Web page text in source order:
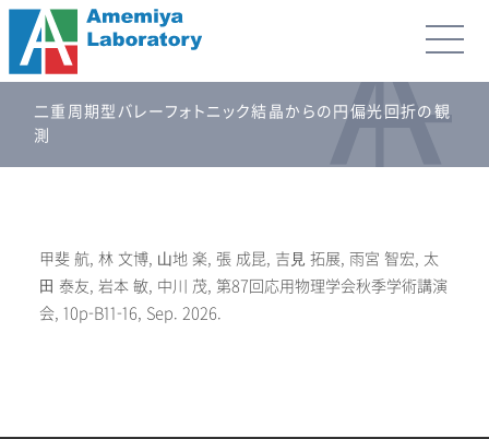
二重周期型バレーフォトニック結晶からの円偏光回折の観
測
甲斐 航, 林 文博, ⼭地 楽, 張 成昆, 吉⾒ 拓展, 雨宮 智宏, 太
⽥ 泰友, 岩本 敏, 中川 茂, 第87回応用物理学会秋季学術講演
会, 10p-B11-16, Sep. 2026.